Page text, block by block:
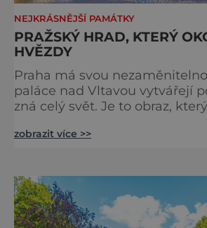
NEJKRÁSNĚJŠÍ PAMÁTKY
PRAŽSKÝ HRAD, KTERÝ
HVĚZDY
Praha má svou
paláce nad Vltavou vytvářejí
zná celý svět. Je to obraz,
jediný Čech, který by ho
metropole, má ho na seznamu
zobrazit více >>